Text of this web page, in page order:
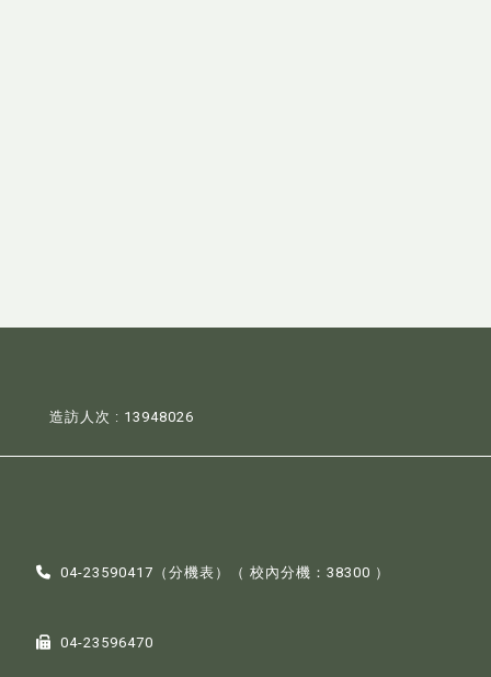
造訪人次 : 13948026
04-23590417（分機表 ）（ 校內分機：38300 ）
04-23596470